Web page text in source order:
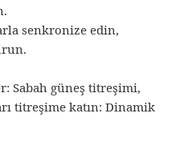
senkronize edin,
Sabah güneş titreşimi,
titreşime katın: Dinamik